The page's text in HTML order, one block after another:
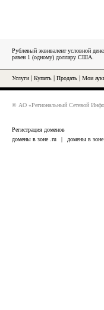
Рублевый эквивалент условной
равен 1 (одному) доллару США.
Услуги Купить Продать Мои
© АО «Региональный Сетевой
Регистрация доменов
домены в зоне .ru
| домены в